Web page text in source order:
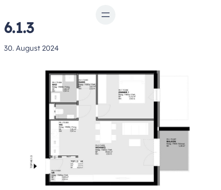
Inhalt
springen
6.1.3
30. August 2024